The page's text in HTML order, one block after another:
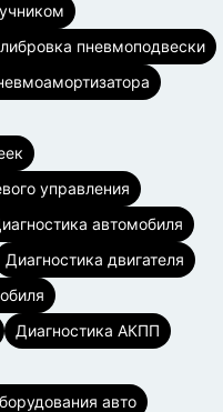
пневмоподвески
управления
автомобиля
Диагностика двигателя
Диагностика АКПП
авто